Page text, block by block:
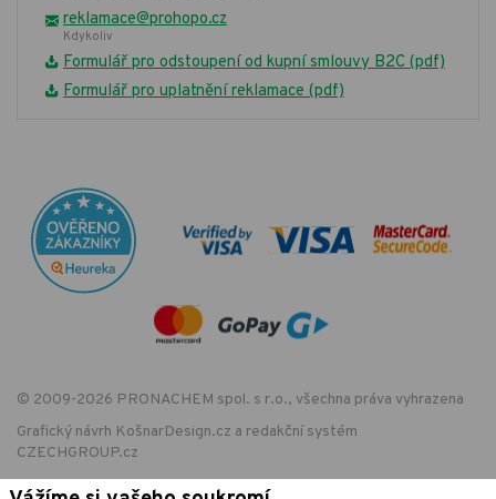
reklamace@prohopo.cz
Kdykoliv
Formulář pro odstoupení od kupní smlouvy B2C (pdf)
Formulář pro uplatnění reklamace (pdf)
© 2009-2026 PRONACHEM spol. s r.o., všechna práva vyhrazena
Grafický návrh KošnarDesign.cz a redakční systém
CZECHGROUP.cz